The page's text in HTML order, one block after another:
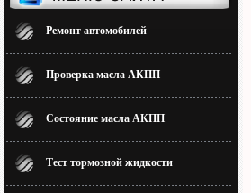
Ремонт автомобилей
Проверка масла АКПП
Состояние масла АКПП
Тест тормозной жидкости